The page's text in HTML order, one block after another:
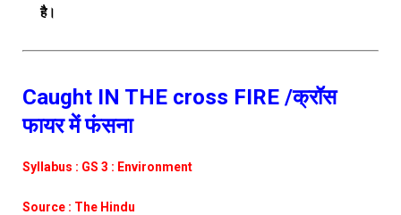
है।
Caught IN THE cross FIRE /क्रॉस
फायर में फंसना
Syllabus : GS 3 : Environment
Source : The Hindu